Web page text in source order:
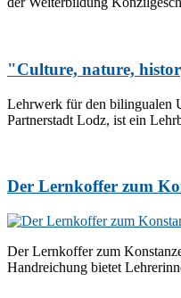
"Culture, nature,
Lehrwerk für den bilingualen
Partnerstadt Lodz, ist ein
Der Lernkoffer zum
Der Lernkoffer zum
Handreichung bietet